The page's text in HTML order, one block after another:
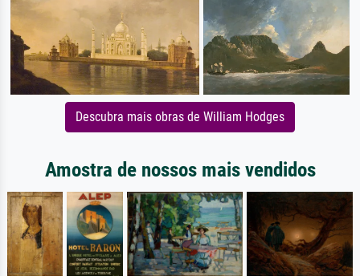
Descubra mais obras de William Hodges
Amostra de nossos mais vendidos